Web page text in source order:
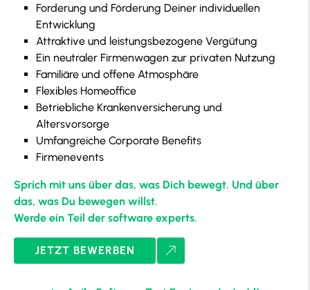
Forderung und Förderung Deiner individuellen
Entwicklung
Attraktive und leistungsbezogene Vergütung
Ein neutraler Firmenwagen zur privaten Nutzung
Familiäre und offene Atmosphäre
Flexibles Homeoffice
Betriebliche Krankenversicherung und
Altersvorsorge
Umfangreiche Corporate Benefits
Firmenevents
Sprich mit uns über das, was Dich bewegt. Und über
das, was Du bewegen willst.
Werde ein Teil der software experts.
JETZT BEWERBEN